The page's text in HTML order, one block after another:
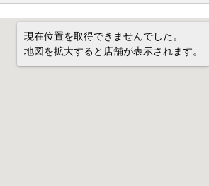
現在位置を取得できませんでした。
地図を拡大すると店舗が表示されます。